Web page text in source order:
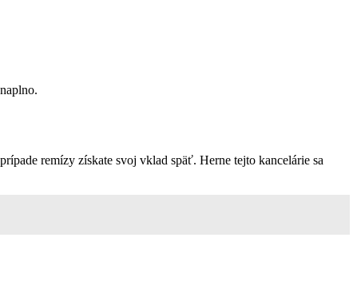
remízy získate svoj vklad späť. Herne tejto kancelárie sa